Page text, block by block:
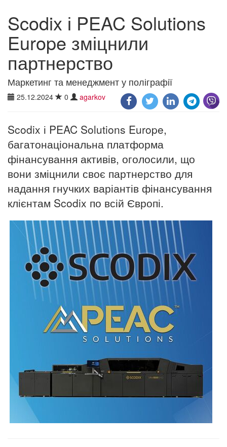
Scodix і PEAC Solutions
Europe зміцнили
партнерство
Маркетинг та менеджмент у поліграфії
25.12.2024 0 agarkov
Scodix і PEAC Solutions Europe,
багатонаціональна платформа
фінансування активів, оголосили, що
вони зміцнили своє партнерство для
надання гнучких варіантів фінансування
клієнтам Scodix по всій Європі.